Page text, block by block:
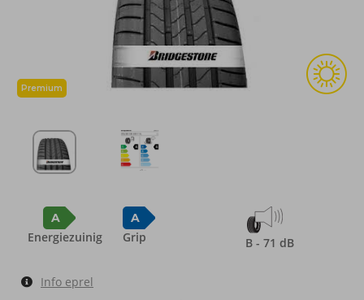
Bestellen
Annuleren
Premium
A
Energiezuinig
A
Grip B - 71 dB
Info eprel